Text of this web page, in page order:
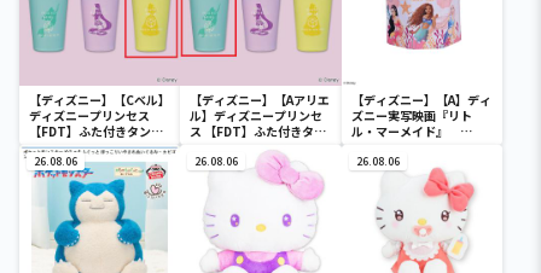
【ディズニー】【Cベル】
ディズニープリンセス
【FDT】ふた付きタンブ
ラー
【ディズニー】【Aアリエ
ル】ディズニープリンセ
ス 【FDT】ふた付きタン
【ディズニー】【A】ディ
ズニー実写映画『リト
ル・マーメイド』
チェアー
26.08.06 26.08.06 26.08.06